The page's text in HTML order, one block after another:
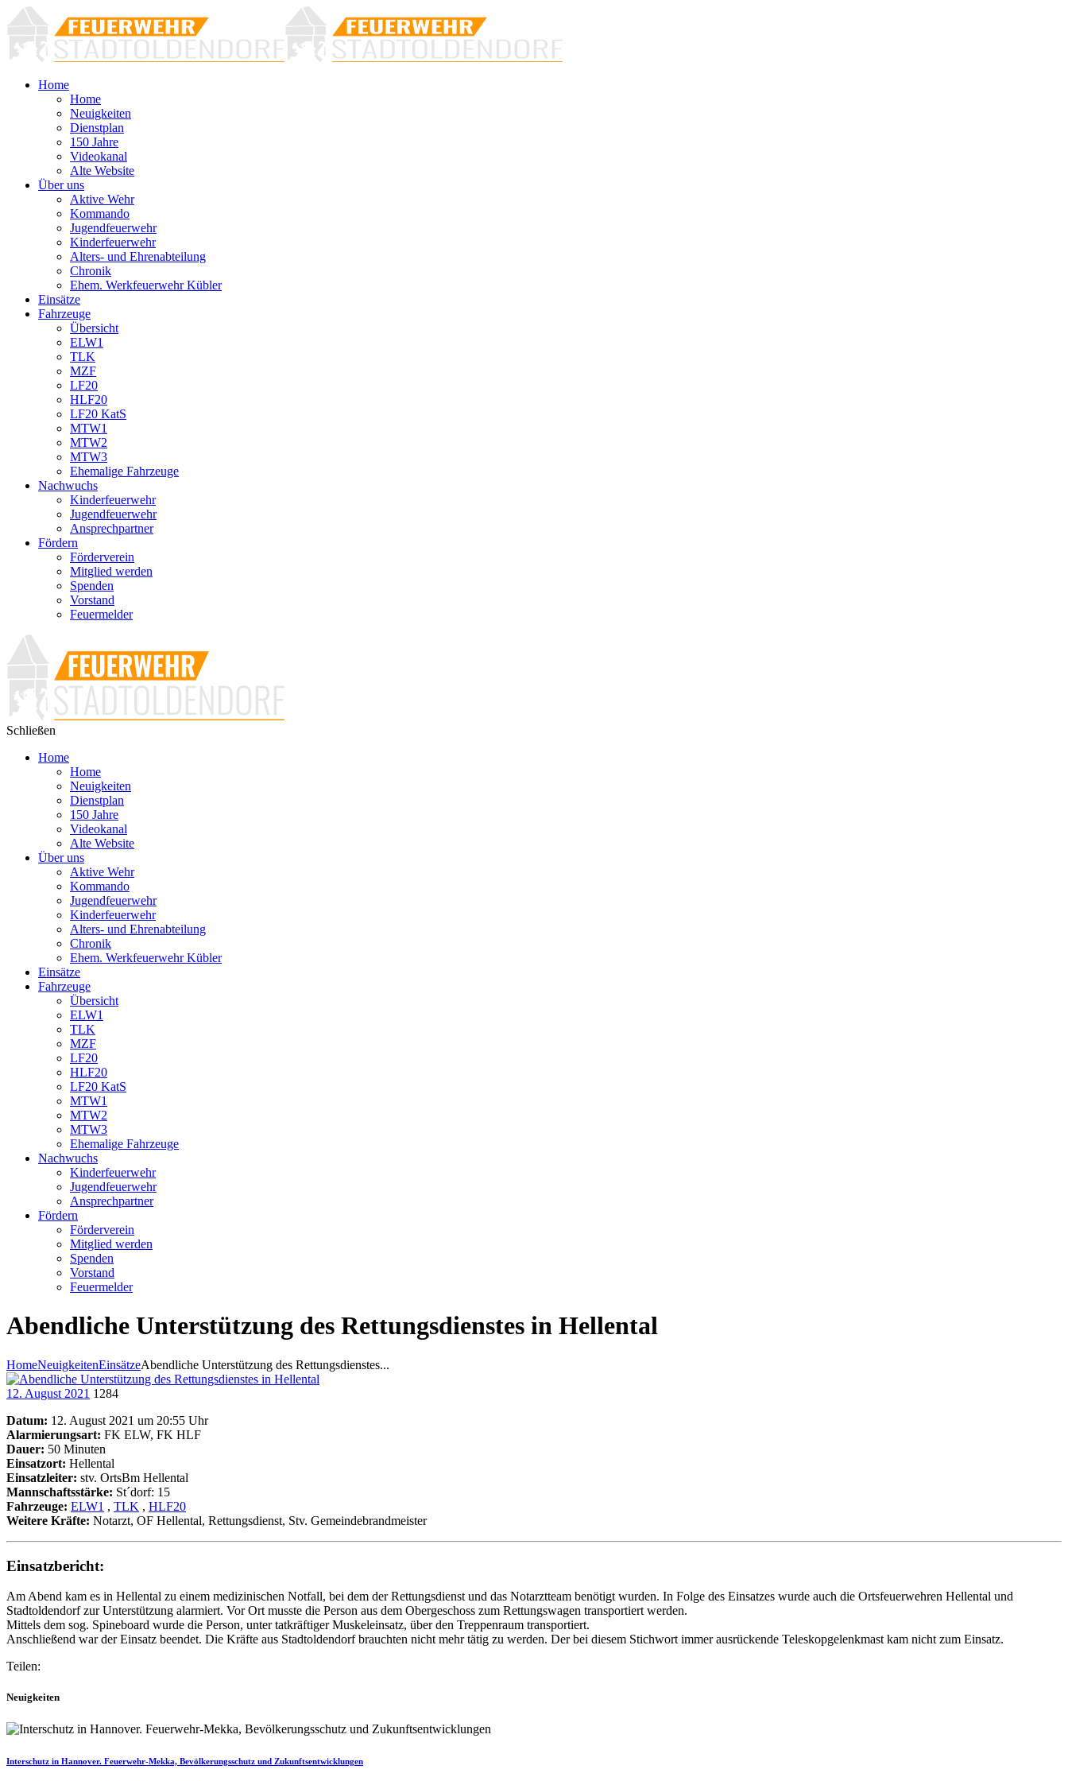
Home
Home
Neuigkeiten
Dienstplan
150 Jahre
Videokanal
Alte Website
Über uns
Aktive Wehr
Kommando
Jugendfeuerwehr
Kinderfeuerwehr
Alters- und Ehrenabteilung
Chronik
Ehem. Werkfeuerwehr Kübler
Einsätze
Fahrzeuge
Übersicht
ELW1
TLK
MZF
LF20
HLF20
LF20 KatS
MTW1
MTW2
MTW3
Ehemalige Fahrzeuge
Nachwuchs
Kinderfeuerwehr
Jugendfeuerwehr
Ansprechpartner
Fördern
Förderverein
Mitglied werden
Spenden
Vorstand
Feuermelder
Schließen
Home
Home
Neuigkeiten
Dienstplan
150 Jahre
Videokanal
Alte Website
Über uns
Aktive Wehr
Kommando
Jugendfeuerwehr
Kinderfeuerwehr
Alters- und Ehrenabteilung
Chronik
Ehem. Werkfeuerwehr Kübler
Einsätze
Fahrzeuge
Übersicht
ELW1
TLK
MZF
LF20
HLF20
LF20 KatS
MTW1
MTW2
MTW3
Ehemalige Fahrzeuge
Nachwuchs
Kinderfeuerwehr
Jugendfeuerwehr
Ansprechpartner
Fördern
Förderverein
Mitglied werden
Spenden
Vorstand
Feuermelder
Abendliche Unterstützung des Rettungsdienstes in Hellental
HomeNeuigkeitenEinsätzeAbendliche Unterstützung des Rettungsdienstes...
12. August 2021 1284
Datum: 12. August 2021 um 20:55 Uhr
Alarmierungsart: FK ELW, FK HLF
Dauer: 50 Minuten
Einsatzort: Hellental
Einsatzleiter: stv. OrtsBm Hellental
Mannschaftsstärke: St´dorf: 15
Fahrzeuge: ELW1 , TLK , HLF20
Weitere Kräfte: Notarzt, OF Hellental, Rettungsdienst, Stv. Gemeindebrandmeister
Einsatzbericht:
Am Abend kam es in Hellental zu einem medizinischen Notfall, bei dem der Rettungsdienst und das Notarztteam benötigt wurden. In Folge des Einsatzes wurde auch die Ortsfeuerwehren Hellental und
Stadtoldendorf zur Unterstützung alarmiert. Vor Ort musste die Person aus dem Obergeschoss zum Rettungswagen transportiert werden.
Mittels dem sog. Spineboard wurde die Person, unter tatkräftiger Muskeleinsatz, über den Treppenraum transportiert.
Anschließend war der Einsatz beendet. Die Kräfte aus Stadtoldendorf brauchten nicht mehr tätig zu werden. Der bei diesem Stichwort immer ausrückende Teleskopgelenkmast kam nicht zum Einsatz.
Teilen:
Neuigkeiten
Interschutz in Hannover. Feuerwehr-Mekka, Bevölkerungsschutz und Zukunftsentwicklungen